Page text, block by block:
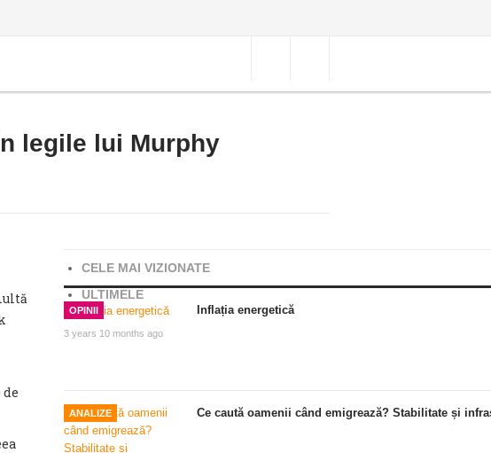
legile lui Murphy
CELE MAI VIZIONATE
ULTIMELE
OPINII
3 years 10 months ago
Inflația energetică
ANALIZE Ce caută oamenii când emigrează? Stabilitate și